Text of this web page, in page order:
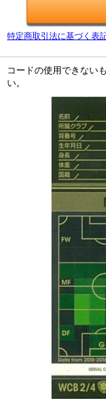
特定商取引法に基づく表
コードの使用できない
い。